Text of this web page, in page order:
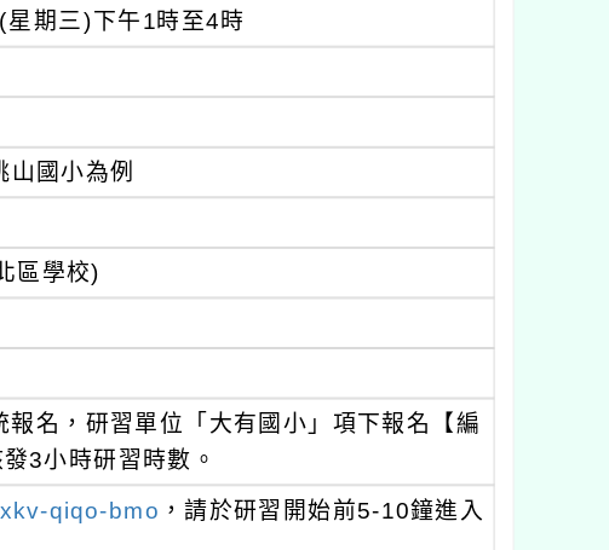
期三)下午1時至4時
國小為例
區學校)
名，研習單位「大有國小」項下報名【編
3小時研習時數。
qiqo-bmo ，請於研習開始前5-10鐘進入